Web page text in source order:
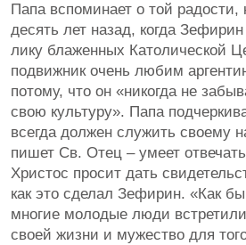
Папа вспоминает о той радости,
десять лет назад, когда
лику блаженных Католической
подвижник очень любим
потому, что он «никогда не
свою культуру». Папа
всегда должен служить своему
пишет Св. Отец – умеет
Христос просит дать
как это сделал Зефирин. «Как
многие молодые люди
своей жизни и мужество для